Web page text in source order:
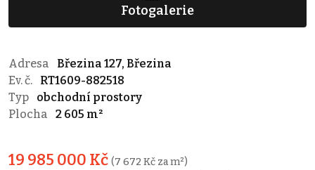
Fotogalerie
Adresa
Březina 127, Březina
Ev. č.
RT1609-882518
Typ
obchodní prostory
Plocha
2 605 m²
19 985 000 Kč (7 672 Kč za m²)